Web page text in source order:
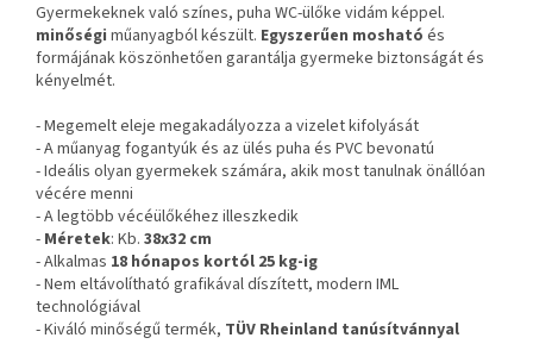
Gyermekeknek való színes, puha WC-ülőke vidám képpel.
minőségi műanyagból készült. Egyszerűen mosható és
formájának köszönhetően garantálja gyermeke biztonságát és
kényelmét.
- Megemelt eleje megakadályozza a vizelet kifolyását
- A műanyag fogantyúk és az ülés puha és PVC bevonatú
- Ideális olyan gyermekek számára, akik most tanulnak önállóan
vécére menni
- A legtöbb vécéülőkéhez illeszkedik
- Méretek: Kb. 38x32 cm
- Alkalmas 18 hónapos kortól 25 kg-ig
- Nem eltávolítható grafikával díszített, modern IML
technológiával
- Kiváló minőségű termék, TÜV Rheinland tanúsítvánnyal